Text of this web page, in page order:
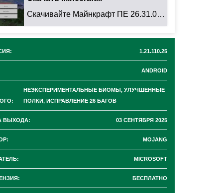
Скачивайте Майнкрафт ПЕ 26.31.01 для Android: ...
1.21.110.25
ANDROID
НЕЭКСПЕРИМЕНТАЛЬНЫЕ БИОМЫ, УЛУЧШЕННЫЕ
ПОЛКИ, ИСПРАВЛЕНИЕ 26 БАГОВ
ВЫХОДА: 03 СЕНТЯБРЯ 2025
MOJANG
MICROSOFT
БЕСПЛАТНО